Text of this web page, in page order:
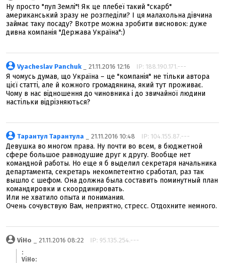
Ну просто "пуп Землі"! Як це плебеї такий "скарб"
американський зразу не розгледіли? І ця малахольна дівчина
займає таку посаду? Вкотре можна зробити висновок: дуже
дивна компанія "Держава Україна":)
Vyacheslav Panchuk_ 21.11.2016 12:16 IP: 188.190.171.---
Я чомусь думав, що Україна – це "компанія" не тільки автора
цієї статті, але й кожного громадянина, який тут проживає.
Чому в нас відношення до чиновника і до звичайної людини
настільки відрізняються?
Тарантул Тарантула _ 21.11.2016 10:48 IP: 104.155.87.---
Девушка во многом права. Ну почти во всем, в бюджетной
сфере большое равнодушие друг к другу. Вообще нет
командной работы. Но еще я б выделил секретаря начальника
департамента, секретарь некомпетентно сработал, раз так
вышло с шефом. Она должна была составить поминутный план
командировки и скоординировать.
Или не хватило опыта и понимания.
Очень сочувствую Вам, неприятно, стресс. Отдохните немного.
ViHo _ 21.11.2016 08:22 IP: 95.135.254.---
:
ViHo: